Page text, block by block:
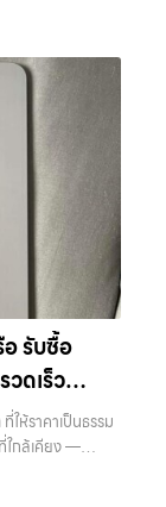
นทร์, เสนานิคม,
บซื้อโน๊ตบุ๊ค, รับ
เราพร้อมให้
รสำหรับลูกค้าที่
…
รณ์แต่ละชิ้นไม่ใช่
รเปลี่ยนรุ่น หรือ
ปราบปราม
นทันทีเมื่อตกลง
หม่-เก่า,
ม้จะอยู่ในสภาพ
องไม่ได้ขึ้นอยู่แค่
ในการขายของ
แจ้งวัฒนะ,
นทร์, เสนานิคม,
ฉัน”, “รับซื้อ
เล็ต กรุงเทพ
ำตอบ เพราะ
ายที่เหนือกว่า
พร้อมอำนวย
ายเงินทันที
ว่า รวดเร็วกว่า
นค้าไอทีลาดพร้าว
ใน พื้นที่
ทรา พร้อมจ่าย
Samsung
บางแค วัชรพล
ตลาดพร้าว, รัช
รับสะดวกทุกเขต
ด, รับซื้อมือถือ
ใจได้ สำหรับ
ทุกยี่ห้อ ให้ราคา
างรัก,
กล้ “ใกล้ ฉัน”
ลี่ยนรุ่นกันแทบ
ช้งานอยู่เฉยๆ
เปลี่ยนอุปกรณ์ที่
ฟน, รับซื้อไอแพด,
รับซื้อสินค้าไอที
รับซื้อ
วดเร็ว
ล้เคียง
ห้ราคาเป็นธรรม
ใกล้เคียง —